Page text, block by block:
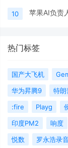
10 苹果AI负责
热门标签
国产大飞机
华为昇腾9
特朗
:fire
Playg
印度PM2
响度
悦数
罗永浩录